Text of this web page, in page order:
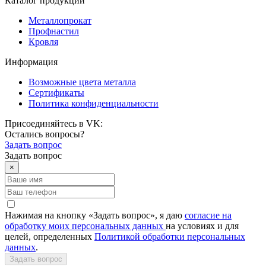
Металлопрокат
Профнастил
Кровля
Информация
Возможные цвета металла
Сертификаты
Политика конфиденциальности
Присоединяйтесь в VK:
Остались вопросы?
Задать вопрос
Задать вопрос
×
Нажимая на кнопку «Задать вопрос», я даю согласие на
обработку моих персональных данных на условиях и для
целей, определенных Политикой обработки персональных
данных.
Задать вопрос